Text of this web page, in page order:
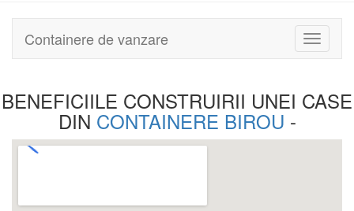
Toggle
Containere de vanzare
BENEFICIILE CONSTRUIRII UNEI CASE
DIN CONTAINERE BIROU -